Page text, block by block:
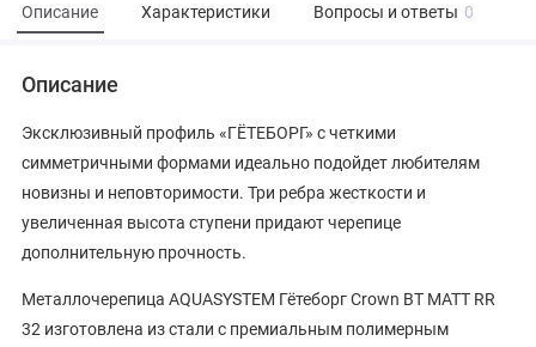
Описание Характеристики Вопросы и ответы 0
Описание
Эксклюзивный профиль «ГЁТЕБОРГ» с четкими
симметричными формами идеально подойдет любителям
новизны и неповторимости. Три ребра жесткости и
увеличенная высота ступени придают черепице
дополнительную прочность.
Металлочерепица AQUASYSTEM Гётеборг Crown BT MATT RR
32 изготовлена из стали с премиальным полимерным